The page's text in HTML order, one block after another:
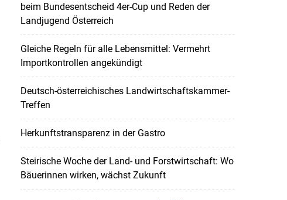
beim Bundesentscheid 4er-Cup und Reden der
Landjugend Österreich
Gleiche Regeln für alle Lebensmittel: Vermehrt
Importkontrollen angekündigt
Deutsch-österreichisches Landwirtschaftskammer-
Treffen
Herkunftstransparenz in der Gastro
Steirische Woche der Land- und Forstwirtschaft: Wo
Bäuerinnen wirken, wächst Zukunft